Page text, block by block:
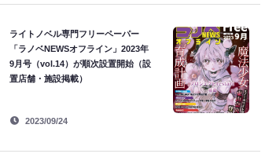
ライトノベル専門フリーペーパー
「ラノベNEWSオフライン」2023年
9月号（vol.14）が順次設置開始（設
置店舗・施設掲載）
2023/09/24